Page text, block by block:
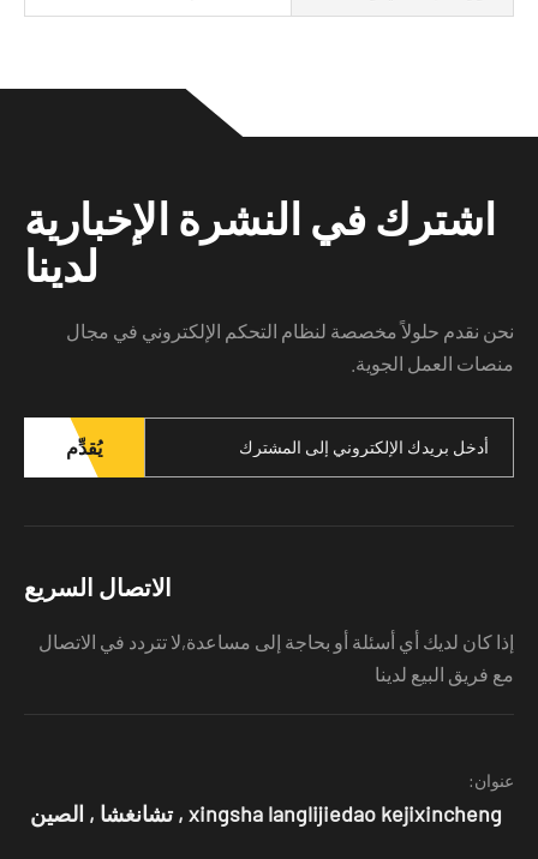
اشترك في النشرة الإخبارية
لدينا
نقدم حلولاً مخصصة لنظام التحكم الإلكتروني في مجال
العمل الجوية.
يُقدِّم
الاتصال السريع
كان لديك أي أسئلة أو بحاجة إلى مساعدة,لا تتردد في الاتصال
فريق البيع لدينا
xingsha langlijiedao kejixincheng , تشانغشا , الصين